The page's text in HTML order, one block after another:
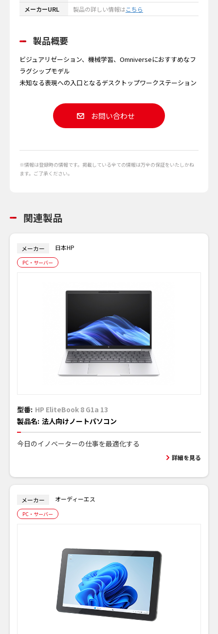
メーカーURL
製品の詳しい情報はこちら
製品概要
ビジュアリゼーション、機械学習、Omniverseにおすすめなフ
ラグシップモデル
未知なる表現への入口となるデスクトップワークステーション
お問い合わせ
※情報は登録時の情報です。掲載している全ての情報は万全の保証をいたしかね
ます。ご了承ください。
関連製品
メーカー 日本HP
PC・サーバー
型番: HP EliteBook 8 G1a 13
製品名: 法人向けノートパソコン
今日のイノベーターの仕事を最適化する
詳細を見る
メーカー オーディーエス
PC・サーバー